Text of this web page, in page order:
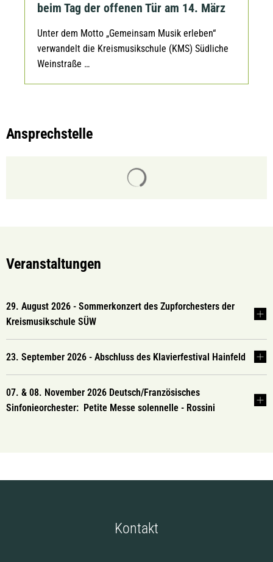
beim Tag der offenen Tür am 14. März
Unter dem Motto „Gemeinsam Musik erleben“
verwandelt die Kreismusikschule (KMS) Südliche
Weinstraße …
Ansprechstelle
Veranstaltungen
29. August 2026 - Sommerkonzert des Zupforchesters der
Kreismusikschule SÜW
23. September 2026 - Abschluss des Klavierfestival Hainfeld
07. & 08. November 2026 Deutsch/Französisches
Sinfonieorchester: Petite Messe solennelle - Rossini
Kontakt